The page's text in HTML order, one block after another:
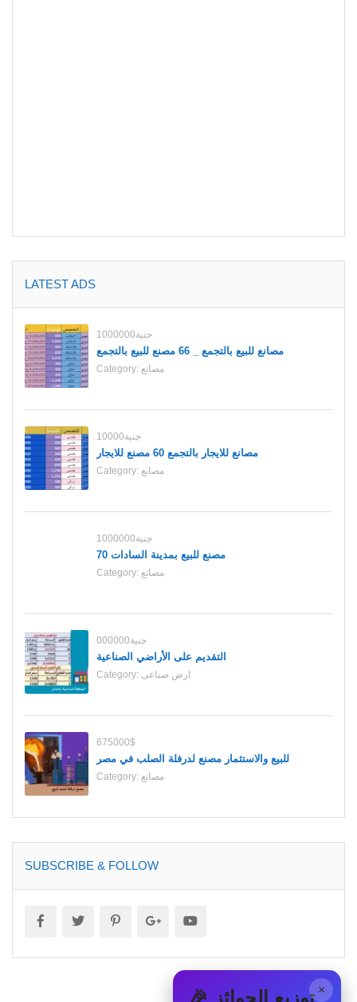
LATEST ADS
1000000جنية
مصانع للبيع بالتجمع _ 66 مصنع للبيع بالتجمع
Category: مصانع
10000جنية
مصانع للايجار بالتجمع 60 مصنع للايجار
Category: مصانع
1000000جنية
70 مصنع للبيع بمدينة السادات
Category: مصانع
000000جنية
التقديم على الأراضي الصناعية
Category: ارض صناعى
675000$
للبيع والاستثمار مصنع لدرفلة الصلب في مصر
Category: مصانع
SUBSCRIBE & FOLLOW
× 🎉 توزيع الجوائز